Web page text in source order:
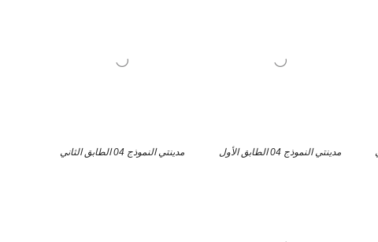
مدينتي النموذج 04 الطابق الأول مدينتي النموذج 04 الطابق الثاني